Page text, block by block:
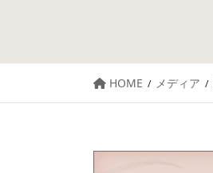
HOME メディア